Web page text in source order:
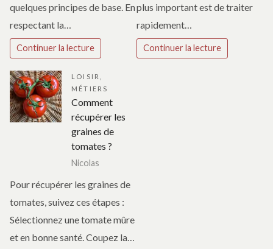
quelques principes de base. En
respectant la…
Continuer la lecture
plus important est de traiter
rapidement…
Continuer la lecture
LOISIR
MÉTIERS
Comment
récupérer les
graines de
tomates ?
Nicolas
Pour récupérer les graines de
tomates, suivez ces étapes :
Sélectionnez une tomate mûre
et en bonne santé. Coupez la…